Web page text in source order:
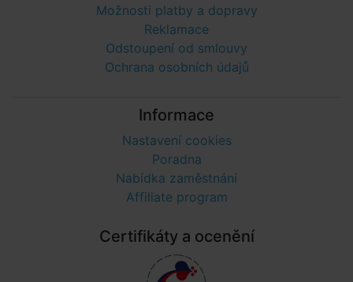
Možnosti platby a dopravy
Reklamace
Odstoupení od smlouvy
Ochrana osobních údajů
Informace
Nastavení cookies
Poradna
Nabídka zaměstnání
Affiliate program
Certifikáty a ocenění